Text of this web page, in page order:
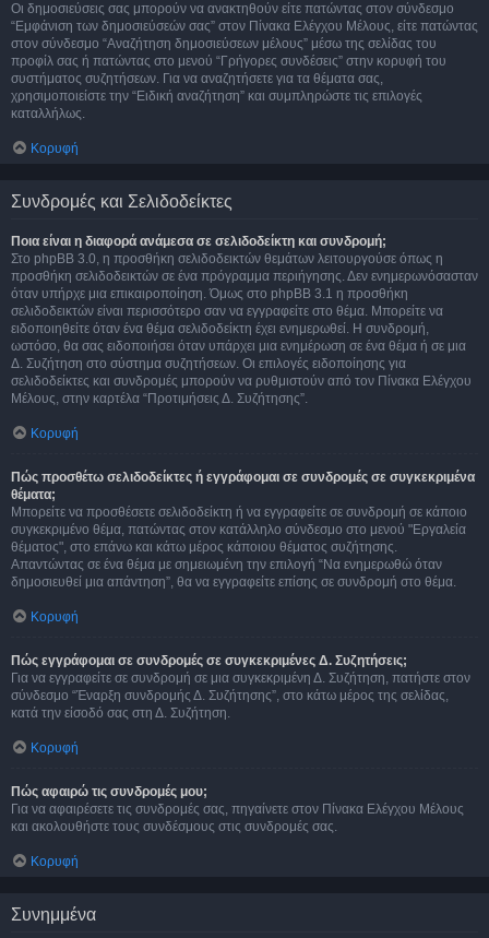
Οι δημοσιεύσεις σας μπορούν να ανακτηθούν είτε πατώντας στον σύνδεσμο
“Εμφάνιση των δημοσιεύσεών σας” στον Πίνακα Ελέγχου Μέλους, είτε πατώντας
στον σύνδεσμο “Αναζήτηση δημοσιεύσεων μέλους” μέσω της σελίδας του
προφίλ σας ή πατώντας στο μενού “Γρήγορες συνδέσεις” στην κορυφή του
συστήματος συζητήσεων. Για να αναζητήσετε για τα θέματα σας,
χρησιμοποιείστε την “Ειδική αναζήτηση” και συμπληρώστε τις επιλογές
καταλλήλως.
Κορυφή
Συνδρομές και Σελιδοδείκτες
Ποια είναι η διαφορά ανάμεσα σε σελιδοδείκτη και συνδρομή;
Στο phpBB 3.0, η προσθήκη σελιδοδεικτών θεμάτων λειτουργούσε όπως η
προσθήκη σελιδοδεικτών σε ένα πρόγραμμα περιήγησης. Δεν ενημερωνόσασταν
όταν υπήρχε μια επικαιροποίηση. Όμως στο phpBB 3.1 η προσθήκη
σελιδοδεικτών είναι περισσότερο σαν να εγγραφείτε στο θέμα. Μπορείτε να
ειδοποιηθείτε όταν ένα θέμα σελιδοδείκτη έχει ενημερωθεί. Η συνδρομή,
ωστόσο, θα σας ειδοποιήσει όταν υπάρχει μια ενημέρωση σε ένα θέμα ή σε μια
Δ. Συζήτηση στο σύστημα συζητήσεων. Οι επιλογές ειδοποίησης για
σελιδοδείκτες και συνδρομές μπορούν να ρυθμιστούν από τον Πίνακα Ελέγχου
Μέλους, στην καρτέλα “Προτιμήσεις Δ. Συζήτησης”.
Κορυφή
Πώς προσθέτω σελιδοδείκτες ή εγγράφομαι σε συνδρομές σε συγκεκριμένα
θέματα;
Μπορείτε να προσθέσετε σελιδοδείκτη ή να εγγραφείτε σε συνδρομή σε κάποιο
συγκεκριμένο θέμα, πατώντας στον κατάλληλο σύνδεσμο στο μενού "Εργαλεία
θέματος", στο επάνω και κάτω μέρος κάποιου θέματος συζήτησης.
Απαντώντας σε ένα θέμα με σημειωμένη την επιλογή “Να ενημερωθώ όταν
δημοσιευθεί μια απάντηση”, θα να εγγραφείτε επίσης σε συνδρομή στο θέμα.
Κορυφή
Πώς εγγράφομαι σε συνδρομές σε συγκεκριμένες Δ. Συζητήσεις;
Για να εγγραφείτε σε συνδρομή σε μια συγκεκριμένη Δ. Συζήτηση, πατήστε στον
σύνδεσμο “Έναρξη συνδρομής Δ. Συζήτησης”, στο κάτω μέρος της σελίδας,
κατά την είσοδό σας στη Δ. Συζήτηση.
Κορυφή
Πώς αφαιρώ τις συνδρομές μου;
Για να αφαιρέσετε τις συνδρομές σας, πηγαίνετε στον Πίνακα Ελέγχου Μέλους
και ακολουθήστε τους συνδέσμους στις συνδρομές σας.
Κορυφή
Συνημμένα